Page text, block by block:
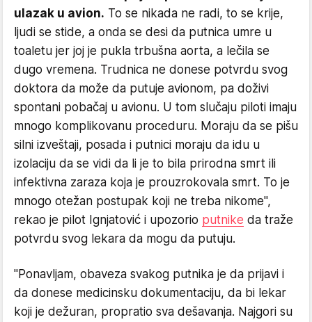
ulazak u avion. To se nikada ne radi, to se krije,
ljudi se stide, a onda se desi da putnica umre u
toaletu jer joj je pukla trbušna aorta, a lečila se
dugo vremena. Trudnica ne donese potvrdu svog
doktora da može da putuje avionom, pa doživi
spontani pobačaj u avionu. U tom slučaju piloti imaju
mnogo komplikovanu proceduru. Moraju da se pišu
silni izveštaji, posada i putnici moraju da idu u
izolaciju da se vidi da li je to bila prirodna smrt ili
infektivna zaraza koja je prouzrokovala smrt. To je
mnogo otežan postupak koji ne treba nikome",
rekao je pilot Ignjatović i upozorio putnike da traže
potvrdu svog lekara da mogu da putuju.
"Ponavljam, obaveza svakog putnika je da prijavi i
da donese medicinsku dokumentaciju, da bi lekar
koji je dežuran, propratio sva dešavanja. Najgori su